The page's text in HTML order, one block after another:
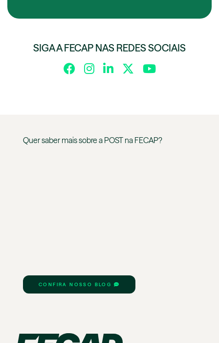
SIGA A FECAP NAS REDES SOCIAIS
Quer saber mais sobre a POST na FECAP?
CONFIRA NOSSO BLOG